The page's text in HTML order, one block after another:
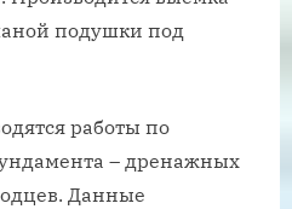
подушки под
работы по
– дренажных
Данные